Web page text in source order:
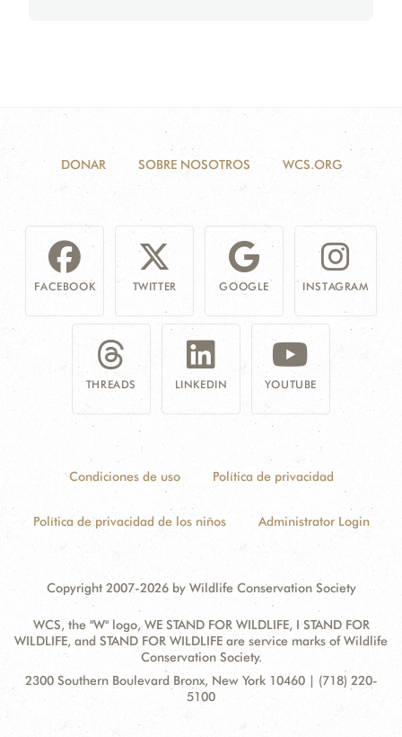
DONAR SOBRE NOSOTROS WCS.ORG
FACEBOOK TWITTER GOOGLE INSTAGRAM
THREADS LINKEDIN YOUTUBE
Condiciones de uso Política de privacidad
Política de privacidad de los niños Administrator Login
Copyright 2007-2026 by Wildlife Conservation Society
WCS, the "W" logo, WE STAND FOR WILDLIFE, I STAND FOR
WILDLIFE, and STAND FOR WILDLIFE are service marks of Wildlife
Conservation Society.
Contact
Address:
2300 Southern Boulevard Bronx, New York 10460 | (718) 220-
5100